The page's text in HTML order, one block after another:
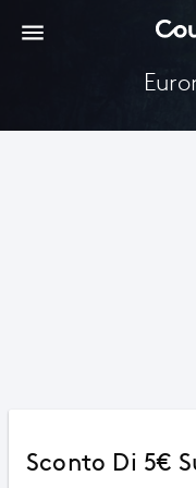
Sconto Di 5€